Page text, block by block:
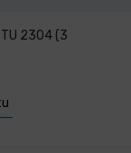
2304 (3